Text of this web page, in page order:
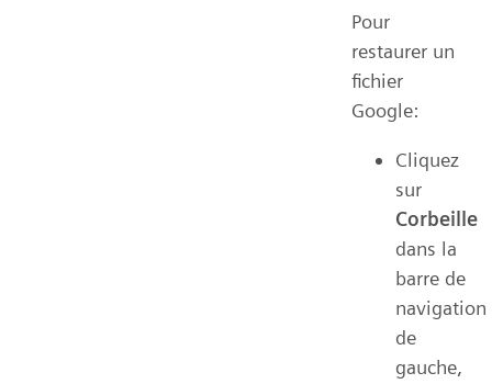
Pour
restaurer un
fichier
Google:
Cliquez
sur
Corbeille
dans la
barre de
navigation
de
gauche,